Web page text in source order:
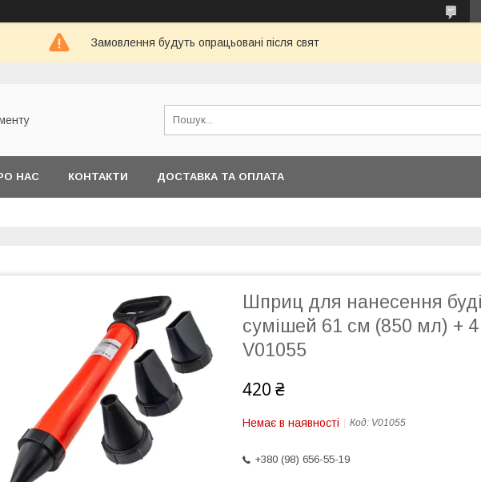
Замовлення будуть опрацьовані після свят
НАС КОНТАКТИ ДОСТАВКА ТА ОПЛАТА
Шприц для нанесення
сумішей 61 см (850 мл) + 4
V01055
420 ₴
Немає в наявності Код: V01055
+380 (98) 656-55-19